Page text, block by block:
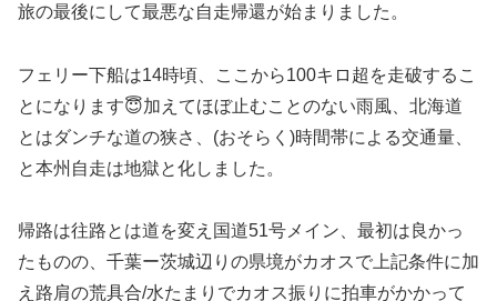
旅の最後にして最悪な自走帰還が始まりました。
フェリー下船は14時頃、ここから100キロ超を走破するこ
とになります😇加えてほぼ止むことのない雨風、北海道
とはダンチな道の狭さ、(おそらく)時間帯による交通量、
と本州自走は地獄と化しました。
帰路は往路とは道を変え国道51号メイン、最初は良かっ
たものの、千葉ー茨城辺りの県境がカオスで上記条件に加
え路肩の荒具合/水たまりでカオス振りに拍車がかかって